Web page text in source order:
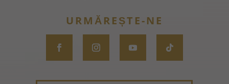
URMĂREȘTE-NE